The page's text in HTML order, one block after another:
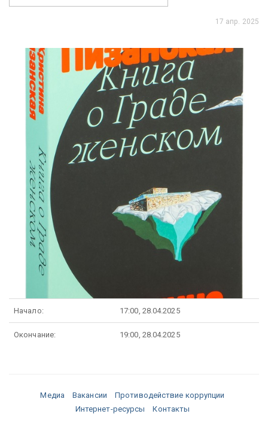
17 апр. 2025
Начало: 17:00, 28.04.2025
Окончание: 19:00, 28.04.2025
Медиа Вакансии
Противодействие коррупции
Интернет-ресурсы
Контакты